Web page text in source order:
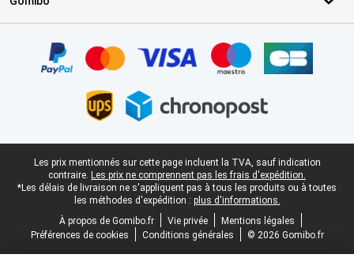
Pied-de-page légal
Les prix mentionnés sur cette page incluent la TVA, sauf indication
contraire. Les prix ne comprennent pas les frais d'expédition.
*Les délais de livraison ne s'appliquent pas à tous les produits ou à toutes
les méthodes d'expédition : plus d'informations.
À propos de Gomibo.fr
Vie privée
Mentions légales
Préférences de cookies
Conditions générales © 2026 Gomibo.fr